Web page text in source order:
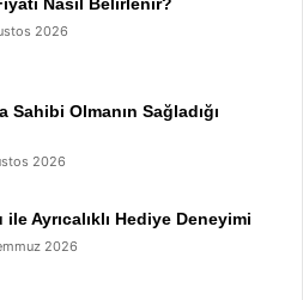
2026
Sahibi Olmanın Sağladığı
2026
Ayrıcalıklı Hediye Deneyimi
2026